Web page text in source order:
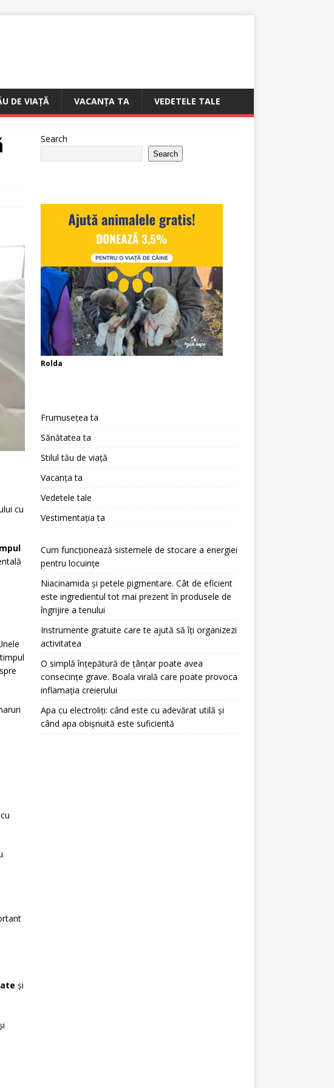
DE VIAȚĂ VACANȚA TA VEDETELE TALE
cu
și
Search
Search
Rolda
Frumusețea ta
Sănătatea ta
Stilul tău de viață
Vacanța ta
Vedetele tale
Vestimentația ta
Cum funcționează sistemele de stocare a energiei
pentru locuințe
Niacinamida și petele pigmentare. Cât de eficient
este ingredientul tot mai prezent în produsele de
îngrijire a tenului
Instrumente gratuite care te ajută să îți organizezi
activitatea
O simplă înțepătură de țânțar poate avea
consecințe grave. Boala virală care poate provoca
inflamația creierului
Apa cu electroliți: când este cu adevărat utilă și
când apa obișnuită este suficientă